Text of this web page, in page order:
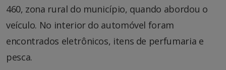
460, zona rural do município, quando abordou o
veículo. No interior do automóvel foram
encontrados eletrônicos, itens de perfumaria e
pesca.